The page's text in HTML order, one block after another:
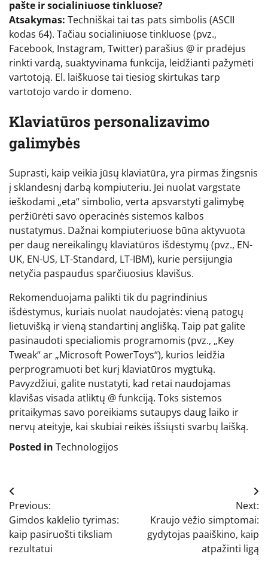
pašte ir socialiniuose tinkluose?
Atsakymas: Techniškai tai tas pats simbolis (ASCII
kodas 64). Tačiau socialiniuose tinkluose (pvz.,
Facebook, Instagram, Twitter) parašius @ ir pradėjus
rinkti vardą, suaktyvinama funkcija, leidžianti pažymėti
vartotoją. El. laiškuose tai tiesiog skirtukas tarp
vartotojo vardo ir domeno.
Klaviatūros personalizavimo
galimybės
Suprasti, kaip veikia jūsų klaviatūra, yra pirmas žingsnis
į sklandesnį darbą kompiuteriu. Jei nuolat vargstate
ieškodami „eta“ simbolio, verta apsvarstyti galimybę
peržiūrėti savo operacinės sistemos kalbos
nustatymus. Dažnai kompiuteriuose būna aktyvuota
per daug nereikalingų klaviatūros išdėstymų (pvz., EN-
UK, EN-US, LT-Standard, LT-IBM), kurie persijungia
netyčia paspaudus sparčiuosius klavišus.
Rekomenduojama palikti tik du pagrindinius
išdėstymus, kuriais nuolat naudojatės: vieną patogų
lietuvišką ir vieną standartinį anglišką. Taip pat galite
pasinaudoti specialiomis programomis (pvz., „Key
Tweak“ ar „Microsoft PowerToys“), kurios leidžia
perprogramuoti bet kurį klaviatūros mygtuką.
Pavyzdžiui, galite nustatyti, kad retai naudojamas
klavišas visada atliktų @ funkciją. Toks sistemos
pritaikymas savo poreikiams sutaupys daug laiko ir
nervų ateityje, kai skubiai reikės išsiųsti svarbų laišką.
Posted in Technologijos
Navigacija
tarp
įrašų
Previous:
Gimdos kaklelio tyrimas:
kaip pasiruošti tiksliam
rezultatui
Next:
Kraujo vėžio simptomai:
gydytojas paaiškino, kaip
atpažinti ligą